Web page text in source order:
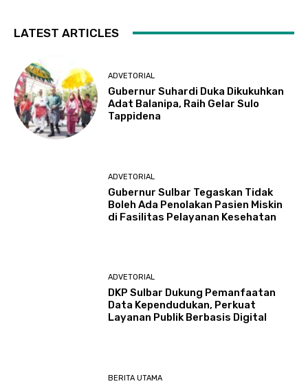
LATEST ARTICLES
ADVETORIAL
Gubernur Suhardi Duka Dikukuhkan
Adat Balanipa, Raih Gelar Sulo
Tappidena
ADVETORIAL
Gubernur Sulbar Tegaskan Tidak
Boleh Ada Penolakan Pasien Miskin
di Fasilitas Pelayanan Kesehatan
ADVETORIAL
DKP Sulbar Dukung Pemanfaatan
Data Kependudukan, Perkuat
Layanan Publik Berbasis Digital
BERITA UTAMA